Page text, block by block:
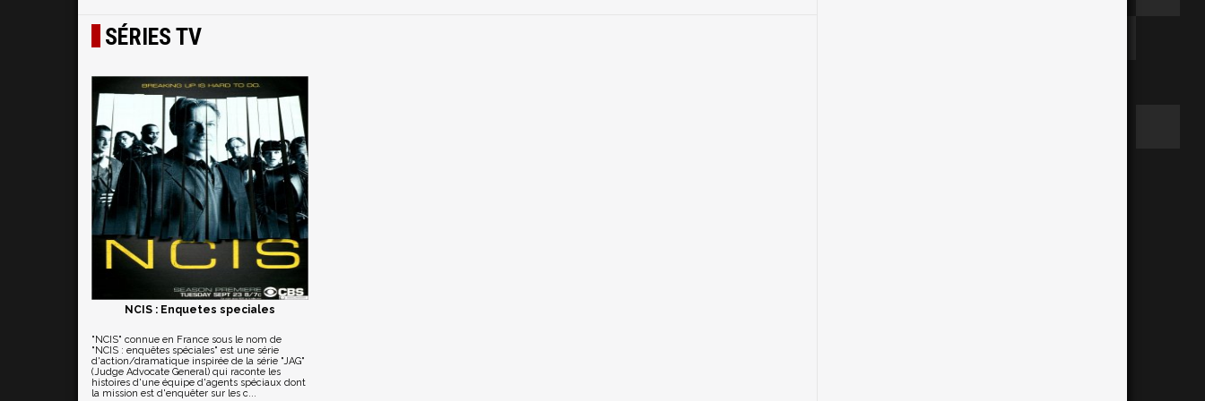
SÉRIES TV
NCIS : Enquetes speciales
"NCIS" connue en France sous le nom de
"NCIS : enquêtes spéciales" est une série
d'action/dramatique inspirée de la série "JAG"
(Judge Advocate General) qui raconte les
histoires d'une équipe d'agents spéciaux dont
la mission est d'enquêter sur les c...